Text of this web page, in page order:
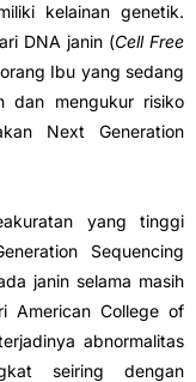
kelainan genetik.
DNA janin (Cell Free
Ibu yang sedang
dan mengukur risiko
Next Generation
yang tinggi
Sequencing
janin selama masih
American College of
abnormalitas
seiring dengan